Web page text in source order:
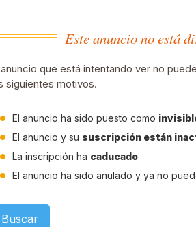
Este anuncio no está
que está intentando ver no
siguientes motivos.
El anuncio ha sido puesto como
El anuncio y su suscripción están
La inscripción ha caducado
El anuncio ha sido anulado y ya no
Buscar